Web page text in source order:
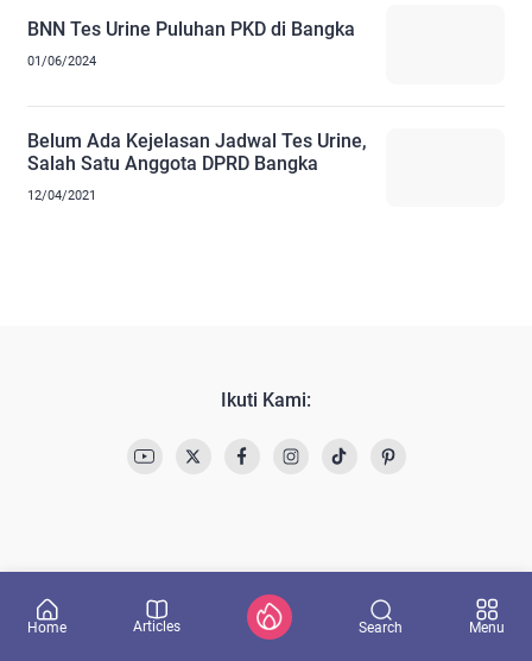
BNN Tes Urine Puluhan PKD di Bangka
01/06/2024
Belum Ada Kejelasan Jadwal Tes Urine,
Salah Satu Anggota DPRD Bangka
12/04/2021
Ikuti Kami:
Home Articles Search Menu